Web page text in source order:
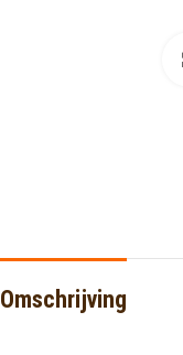
Omschrijving